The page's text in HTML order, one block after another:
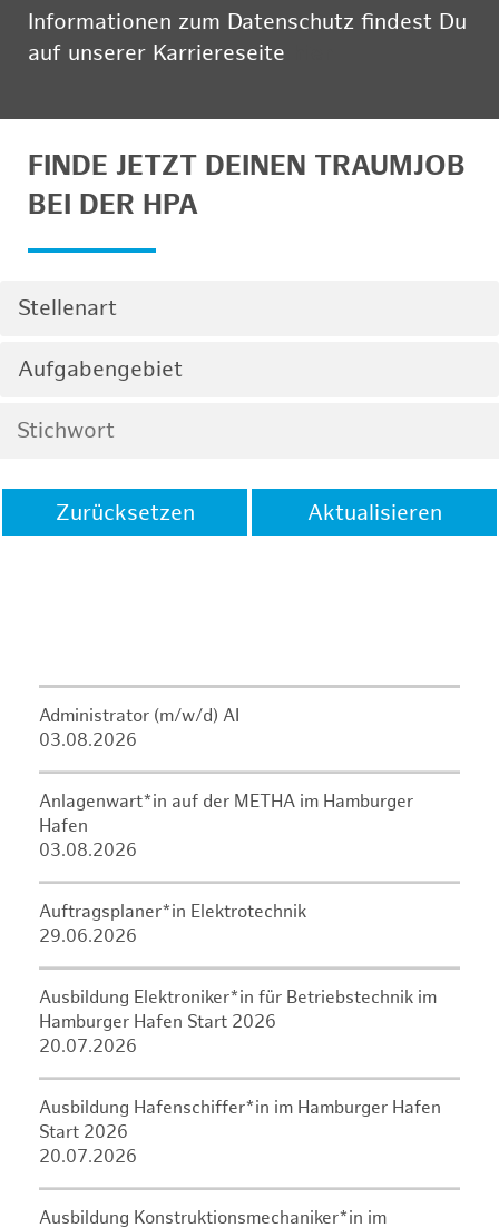
Informationen zum Datenschutz findest Du
auf unserer Karriereseite
FINDE JETZT DEINEN TRAUMJOB
BEI DER HPA
Stellenart
Aufgabengebiet
Zurücksetzen Aktualisieren
Administrator (m/w/d) AI
03.08.2026
Anlagenwart*in auf der METHA im Hamburger
Hafen
03.08.2026
Auftragsplaner*in Elektrotechnik
29.06.2026
Ausbildung Elektroniker*in für Betriebstechnik im
Hamburger Hafen Start 2026
20.07.2026
Ausbildung Hafenschiffer*in im Hamburger Hafen
Start 2026
20.07.2026
Ausbildung Konstruktionsmechaniker*in im